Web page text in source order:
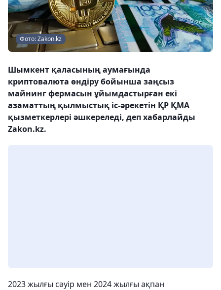
Фото: Zakon.kz
Шымкент қаласының аумағында
криптовалюта өндіру бойынша заңсыз
майнинг фермасын ұйымдастырған екі
азаматтың қылмыстық іс-әрекетін ҚР ҚМА
қызметкерлері әшкереледі, деп хабарлайды
Zakon.kz.
2023 жылғы сәуір мен 2024 жылғы ақпан